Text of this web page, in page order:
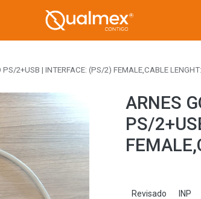
PS/2+USB | INTERFACE: (PS/2) FEMALE,CABLE
ARNES
PS/
Revisado INP